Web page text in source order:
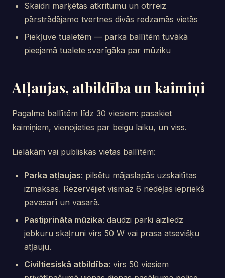
Skaidri marķētas atkritumu un otrreiz
pārstrādājamo tvertnes divās redzamās vietās
Piekļuve tualetēm — parka ballītēm tuvākā
pieejamā tualete svarīgāka par mūziku
Atļaujas, atbildība un kaimiņi
Pagalma ballītēm līdz 30 viesiem: pasakiet
kaimiņiem, vienojieties par beigu laiku, un viss.
Lielākām vai publiskas vietas ballītēm:
Parka atļaujas: pilsētu mājaslapās uzskaitītas
izmaksas. Rezervējiet vismaz 6 nedēļas iepriekš
pavasarī un vasarā.
Pastiprināta mūzika: daudzi parki aizliedz
jebkuru skaļruni virs 50 W vai prasa atsevišķu
atļauju.
Civiltiesiskā atbildība: virs 50 viesiem